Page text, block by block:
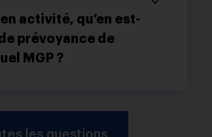
activité, qu’en est-
prévoyance de
MGP ?